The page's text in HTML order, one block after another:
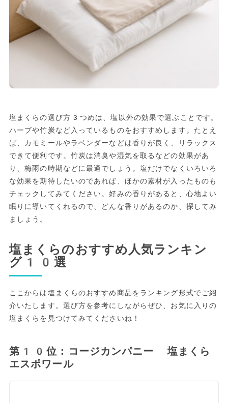
塩まくらの選び方3つめは、塩以外の効果で選ぶことです。
ハーブや竹炭など入っているものをおすすめします。たとえ
ば、カモミールやラベンダーなどは香りが良く、リラックス
できて便利です。竹炭は消臭や湿気を取るなどの効果があ
り、梅雨の時期などに最適でしょう。塩だけでなくいろいろ
な効果を期待したいのであれば、ほかの素材が入ったものも
チェックしてみてください。好みの香りがあると、心地よい
眠りに導いてくれるので、どんな香りがあるのか、探してみ
ましょう。
塩まくらのおすすめ人気ランキン
グ10選
ここからは塩まくらのおすすめ商品をランキング形式でご紹
介いたします。選び方を参考にしながらぜひ、お気に入りの
塩まくらを見つけてみてくださいね！
第10位：コージカンパニー 塩まくら
エスポワール